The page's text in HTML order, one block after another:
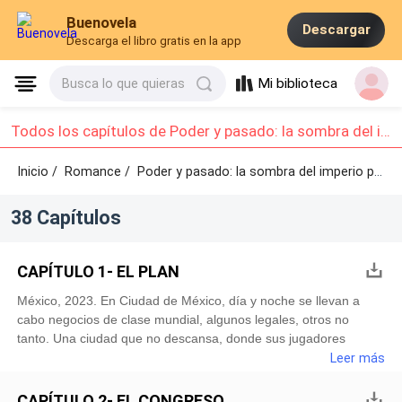
Buenovela
Descarga el libro gratis en la app
Descargar
Busca lo que quieras Mi biblioteca
Todos los capítulos de Poder y pasado: la sombra del imperio petrolero. : Capítulo 1 - Capítulo 10
Inicio / Romance/Poder y pasado: la sombra del imperio petrolero. /
38 Capítulos
CAPÍTULO 1- EL PLAN
México, 2023. En Ciudad de México, día y noche se llevan a
cabo negocios de clase mundial, algunos legales, otros no
tanto. Una ciudad que no descansa, donde sus jugadores
principales deben estar un paso adelante para poder mover las
juego aparecen fichas que no tenían previstas, y eso les da dos
Leer más